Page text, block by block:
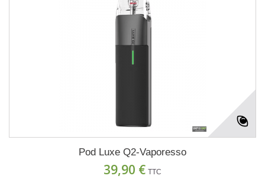
Pod Luxe Q2-Vaporesso
39,90 € TTC